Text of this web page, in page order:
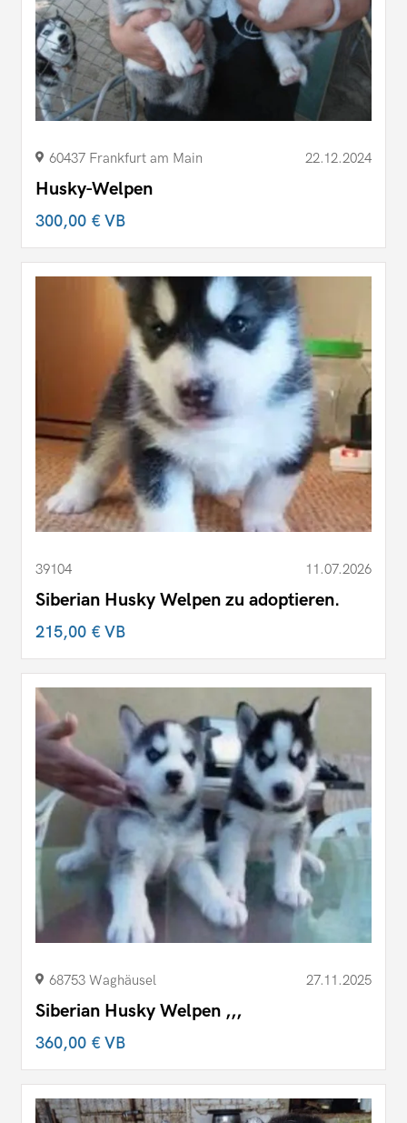
60437 Frankfurt am Main 22.12.2024
Husky-Welpen
300,00 €VB
39104 11.07.2026
Siberian Husky Welpen zu adoptieren.
215,00 €VB
68753 Waghäusel 27.11.2025
Siberian Husky Welpen ,,,
360,00 €VB